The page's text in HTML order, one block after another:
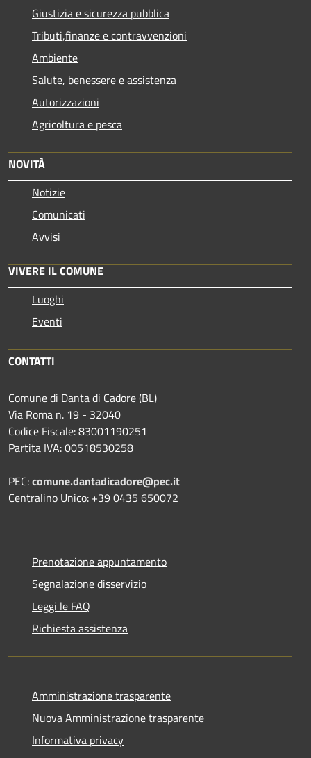
Giustizia e sicurezza pubblica
Tributi,finanze e contravvenzioni
Ambiente
Salute, benessere e assistenza
Autorizzazioni
Agricoltura e pesca
NOVITÀ
Notizie
Comunicati
Avvisi
VIVERE IL COMUNE
Luoghi
Eventi
CONTATTI
Comune di Danta di Cadore (BL)
Via Roma n. 19 - 32040
Codice Fiscale: 83001190251
Partita IVA: 00518530258
PEC:comune.dantadicadore@pec.it
Centralino Unico: +39 0435 650072
Prenotazione appuntamento
Segnalazione disservizio
Leggi le FAQ
Richiesta assistenza
Amministrazione trasparente
Nuova Amministrazione trasparente
Informativa privacy